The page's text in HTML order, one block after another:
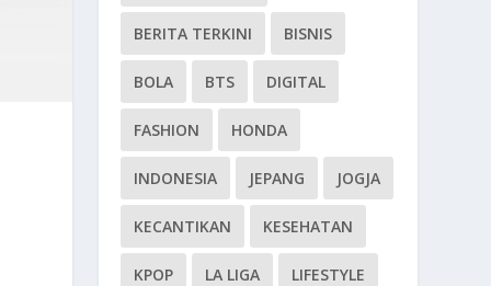
BERITA TERKINI BISNIS
BOLA BTS DIGITAL
FASHION HONDA
INDONESIA JEPANG JOGJA
KECANTIKAN KESEHATAN
KPOP LA LIGA LIFESTYLE